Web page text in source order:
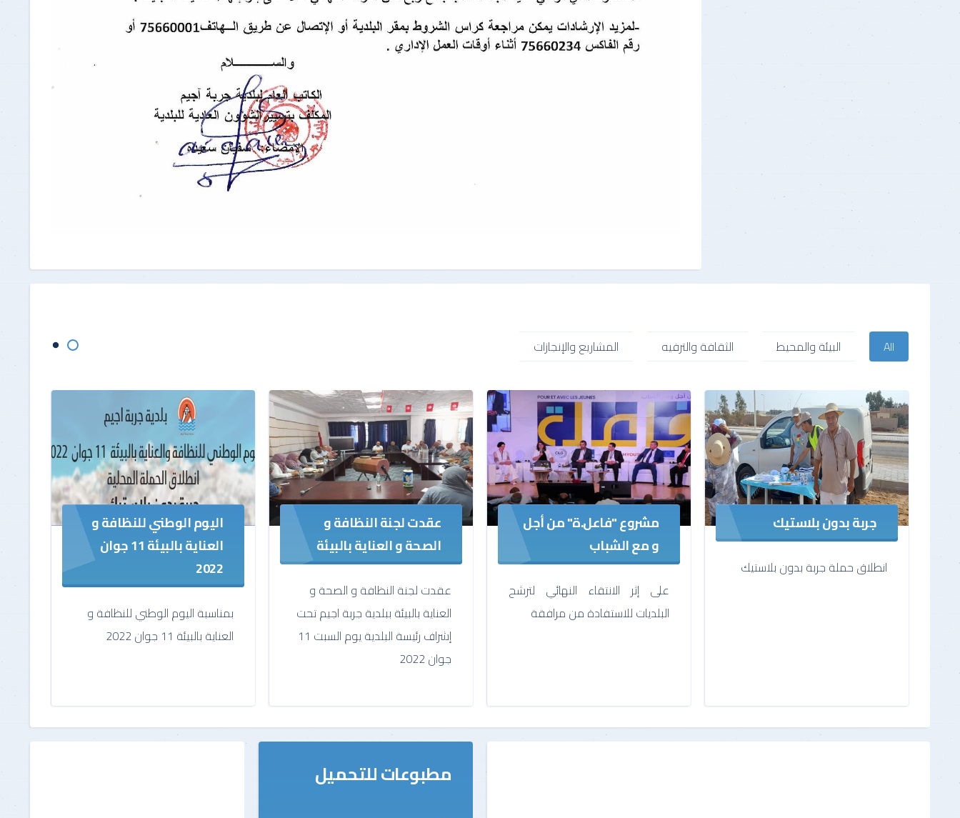
All البيئة والمحيط الثقافة والترفيه المشاريع والإنجازات
جربة بدون بلاستيك
انطلاق حملة جربة بدون بلاستيك
مشروع "فاعل.ة" من أجل
و مع الشباب
على إثر الانتقاء النهائي لترشح
البلديات للاستفادة من مرافقة
عقدت لجنة النظافة و
الصحة و العناية بالبيئة
عقدت لجنة النظافة و الصحة و
العناية بالبيئة ببلدية جربة اجيم تحت
إشراف رئيسة البلدية يوم السبت 11
جوان 2022
اليوم الوطني للنظافة و
العناية بالبيئة 11 جوان
2022
بمناسبة اليوم الوطني للنظافة و
العناية بالبيئة 11 جوان 2022
مطبوعات للتحميل